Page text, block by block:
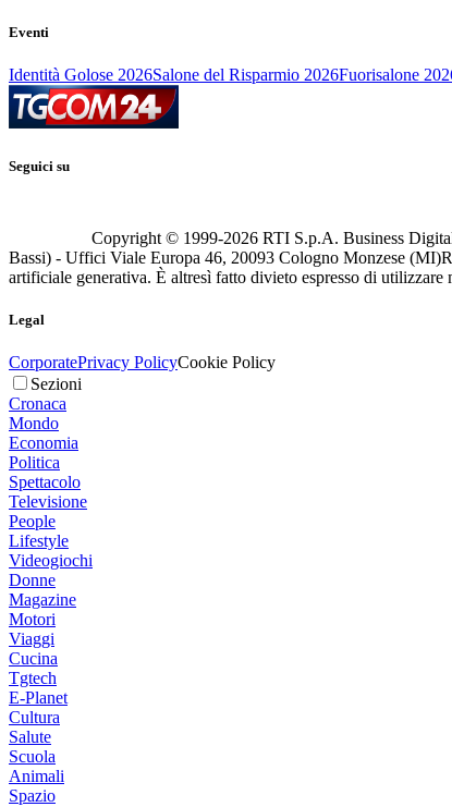
Eventi
Identità Golose 2026Salone del Risparmio 2026Fuorisalone
Seguici su
Copyright © 1999-2026 RTI S.p.A. Business
Bassi) - Uffici Viale Europa 46, 20093 Cologno Monzese (MI)
artificiale generativa. È altresì fatto divieto espresso di utilizzare
Legal
CorporatePrivacy PolicyCookie Policy
Sezioni
Cronaca
Mondo
Economia
Politica
Spettacolo
Televisione
People
Lifestyle
Videogiochi
Donne
Magazine
Motori
Viaggi
Cucina
Tgtech
E-Planet
Cultura
Salute
Scuola
Animali
Spazio